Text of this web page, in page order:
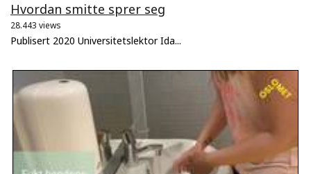
Hvordan smitte sprer seg
28.443 views
Publisert 2020 Universitetslektor Ida...